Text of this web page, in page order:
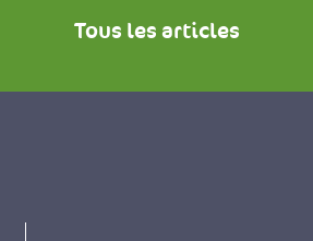
Tous les articles